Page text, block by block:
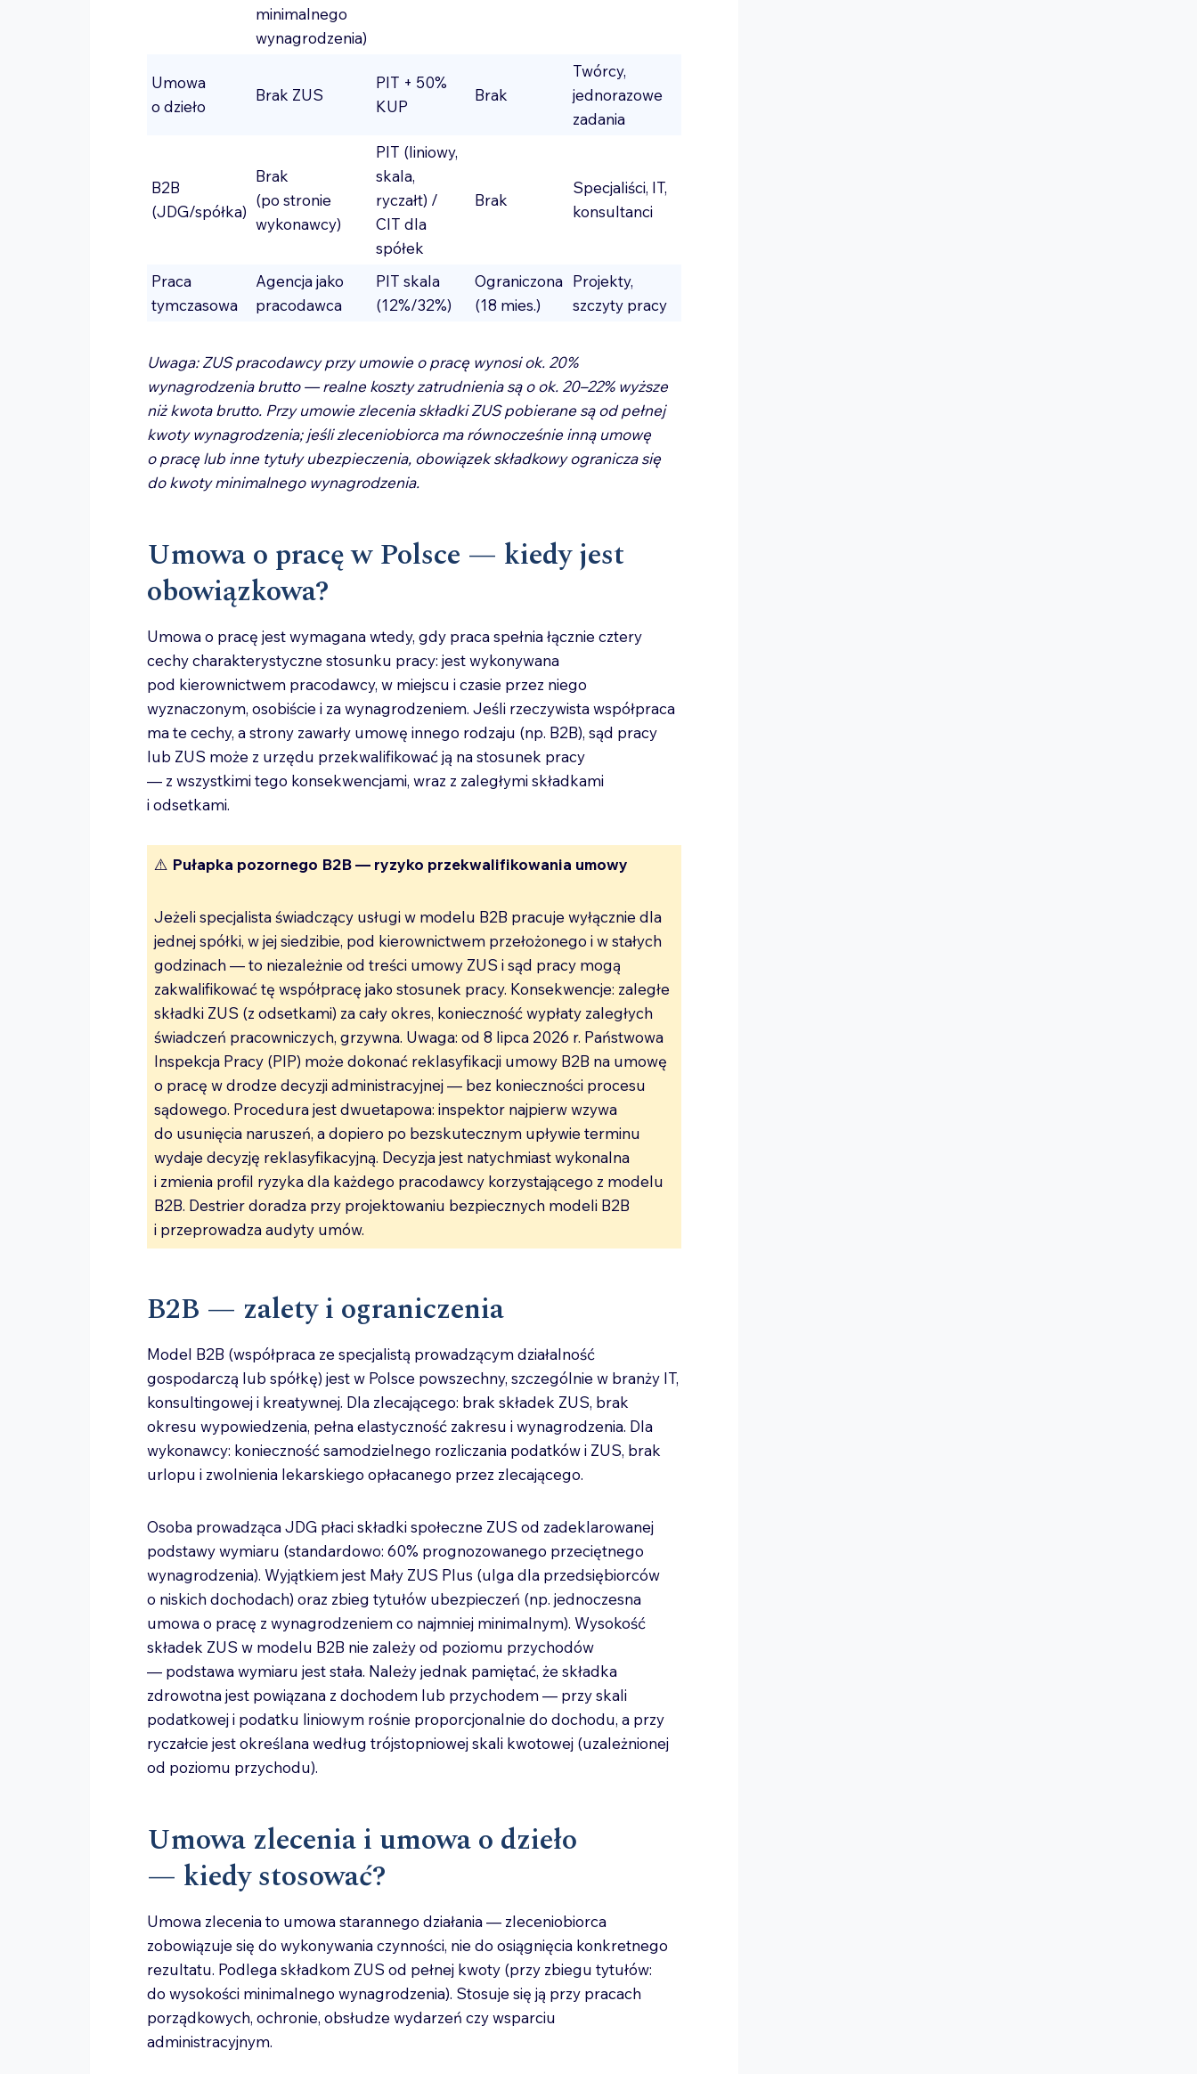
minimalnego
wynagrodzenia)
Umowa
o dzieło
Brak ZUS
PIT + 50%
KUP
Brak
Twórcy,
jednorazowe
zadania
B2B
(JDG/spółka)
Brak
(po stronie
wykonawcy)
PIT (liniowy,
skala,
ryczałt) /
CIT dla
spółek
Brak
Specjaliści, IT,
konsultanci
Praca
tymczasowa
Agencja jako
pracodawca
PIT skala
(12%/32%)
Ograniczona
(18 mies.)
Projekty,
szczyty pracy
Uwaga: ZUS pracodawcy przy umowie o pracę wynosi ok. 20%
wynagrodzenia brutto — realne koszty zatrudnienia są o ok. 20–22% wyższe
niż kwota brutto. Przy umowie zlecenia składki ZUS pobierane są od pełnej
kwoty wynagrodzenia; jeśli zleceniobiorca ma równocześnie inną umowę
o pracę lub inne tytuły ubezpieczenia, obowiązek składkowy ogranicza się
do kwoty minimalnego wynagrodzenia.
Umowa o pracę w Polsce — kiedy jest
obowiązkowa?
Umowa o pracę jest wymagana wtedy, gdy praca spełnia łącznie cztery
cechy charakterystyczne stosunku pracy: jest wykonywana
pod kierownictwem pracodawcy, w miejscu i czasie przez niego
wyznaczonym, osobiście i za wynagrodzeniem. Jeśli rzeczywista współpraca
ma te cechy, a strony zawarły umowę innego rodzaju (np. B2B), sąd pracy
lub ZUS może z urzędu przekwalifikować ją na stosunek pracy
— z wszystkimi tego konsekwencjami, wraz z zaległymi składkami
i odsetkami.
⚠️ Pułapka pozornego B2B — ryzyko przekwalifikowania umowy
Jeżeli specjalista świadczący usługi w modelu B2B pracuje wyłącznie dla
jednej spółki, w jej siedzibie, pod kierownictwem przełożonego i w stałych
godzinach — to niezależnie od treści umowy ZUS i sąd pracy mogą
zakwalifikować tę współpracę jako stosunek pracy. Konsekwencje: zaległe
składki ZUS (z odsetkami) za cały okres, konieczność wypłaty zaległych
świadczeń pracowniczych, grzywna. Uwaga: od 8 lipca 2026 r. Państwowa
Inspekcja Pracy (PIP) może dokonać reklasyfikacji umowy B2B na umowę
o pracę w drodze decyzji administracyjnej — bez konieczności procesu
sądowego. Procedura jest dwuetapowa: inspektor najpierw wzywa
do usunięcia naruszeń, a dopiero po bezskutecznym upływie terminu
wydaje decyzję reklasyfikacyjną. Decyzja jest natychmiast wykonalna
i zmienia profil ryzyka dla każdego pracodawcy korzystającego z modelu
B2B. Destrier doradza przy projektowaniu bezpiecznych modeli B2B
i przeprowadza audyty umów.
B2B — zalety i ograniczenia
Model B2B (współpraca ze specjalistą prowadzącym działalność
gospodarczą lub spółkę) jest w Polsce powszechny, szczególnie w branży IT,
konsultingowej i kreatywnej. Dla zlecającego: brak składek ZUS, brak
okresu wypowiedzenia, pełna elastyczność zakresu i wynagrodzenia. Dla
wykonawcy: konieczność samodzielnego rozliczania podatków i ZUS, brak
urlopu i zwolnienia lekarskiego opłacanego przez zlecającego.
Osoba prowadząca JDG płaci składki społeczne ZUS od zadeklarowanej
podstawy wymiaru (standardowo: 60% prognozowanego przeciętnego
wynagrodzenia). Wyjątkiem jest Mały ZUS Plus (ulga dla przedsiębiorców
o niskich dochodach) oraz zbieg tytułów ubezpieczeń (np. jednoczesna
umowa o pracę z wynagrodzeniem co najmniej minimalnym). Wysokość
składek ZUS w modelu B2B nie zależy od poziomu przychodów
— podstawa wymiaru jest stała. Należy jednak pamiętać, że składka
zdrowotna jest powiązana z dochodem lub przychodem — przy skali
podatkowej i podatku liniowym rośnie proporcjonalnie do dochodu, a przy
ryczałcie jest określana według trójstopniowej skali kwotowej (uzależnionej
od poziomu przychodu).
Umowa zlecenia i umowa o dzieło
— kiedy stosować?
Umowa zlecenia to umowa starannego działania — zleceniobiorca
zobowiązuje się do wykonywania czynności, nie do osiągnięcia konkretnego
rezultatu. Podlega składkom ZUS od pełnej kwoty (przy zbiegu tytułów:
do wysokości minimalnego wynagrodzenia). Stosuje się ją przy pracach
porządkowych, ochronie, obsłudze wydarzeń czy wsparciu
administracyjnym.